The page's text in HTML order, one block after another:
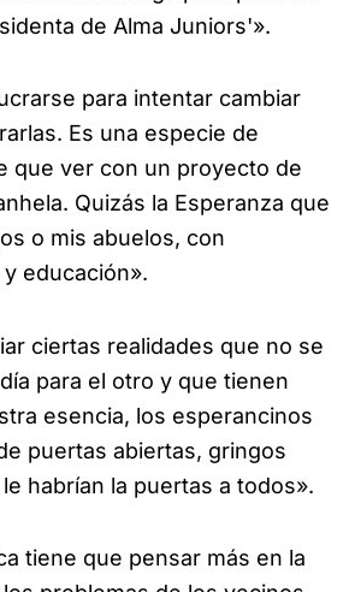
de Alma Juniors'».
para intentar cambiar
Es una especie de
que ver con un proyecto de
Quizás la Esperanza que
o mis abuelos, con
educación».
ciertas realidades que no se
para el otro y que tienen
esencia, los esperancinos
puertas abiertas, gringos
habrían la puertas a todos».
tiene que pensar más en la